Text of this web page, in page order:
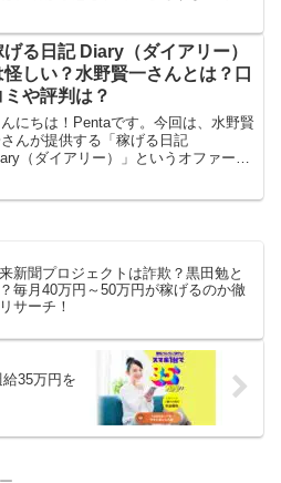
今回は、The Sun（ザ・サン）とい
スマホ副業...
げる日記 Diary（ダイアリー）
怪しい？水野賢一さんとは？口
ミや評判は？
んにちは！Pentaです。今回は、水野賢
んが提供する「稼げる日記
（ダイアリー）」というオファーを
新聞プロジェクトは詐欺？黒田勉と
毎月40万円～50万円が稼げるのか徹
サーチ！
35万円を